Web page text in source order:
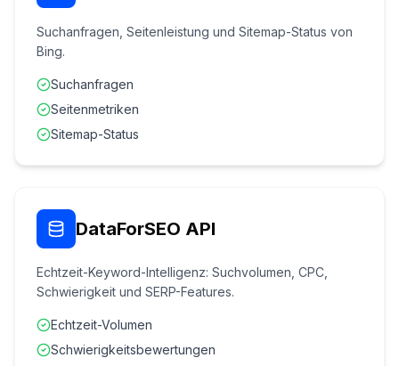
Suchanfragen, Seitenleistung und Sitemap-Status von
Bing.
Suchanfragen
Seitenmetriken
Sitemap-Status
DataForSEO API
Echtzeit-Keyword-Intelligenz: Suchvolumen, CPC,
Schwierigkeit und SERP-Features.
Echtzeit-Volumen
Schwierigkeitsbewertungen